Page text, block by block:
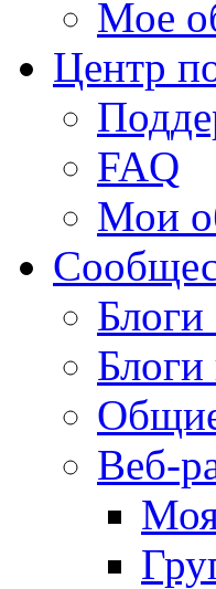
Мое
Центр
FAQ
Мои
Блоги
Блоги
Веб-